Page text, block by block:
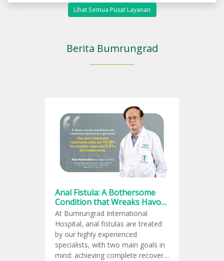
Lihat Semua Pusat Layanan
Berita Bumrungrad
Anal Fistula: A Bothersome
Condition that Wreaks Havoc
on Quality of Life
At Bumrungrad International
Hospital, anal fistulas are treated
by our highly experienced
specialists, with two main goals in
mind: achieving complete recovery